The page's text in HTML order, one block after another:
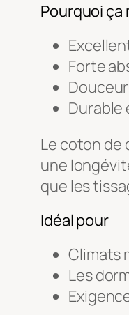
Pourquoi ça
Forte
Durable
Le coton de
une
que les
Idéal pour
Climats
Les